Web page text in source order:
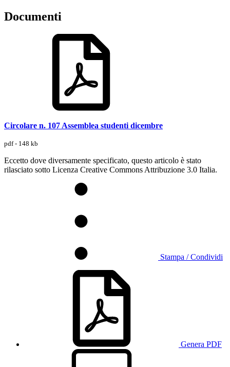
Documenti
Circolare n. 107 Assemblea studenti dicembre
pdf - 148 kb
Eccetto dove diversamente specificato, questo articolo è stato
rilasciato sotto Licenza Creative Commons Attribuzione 3.0 Italia.
Stampa / Condividi
Genera PDF